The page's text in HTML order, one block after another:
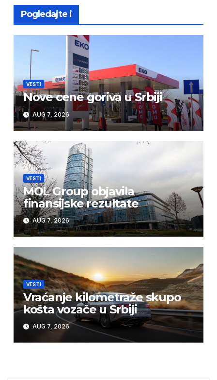
Pogledajte i
VESTI
Nove cene goriva u Srbiji
AUG 7, 2026
VESTI
MOL Group objavila
finansijske rezultate
AUG 7, 2026
VESTI
Vraćanje kilometraže skupo
košta vozače u Srbiji
AUG 7, 2026